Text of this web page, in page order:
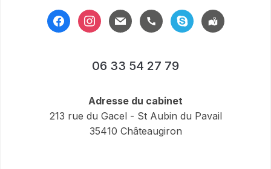
facebookinstagram
mail handsetskype
location-
alt
06 33 54 27 79
Adresse du cabinet
213 rue du Gacel - St Aubin du Pavail
35410 Châteaugiron